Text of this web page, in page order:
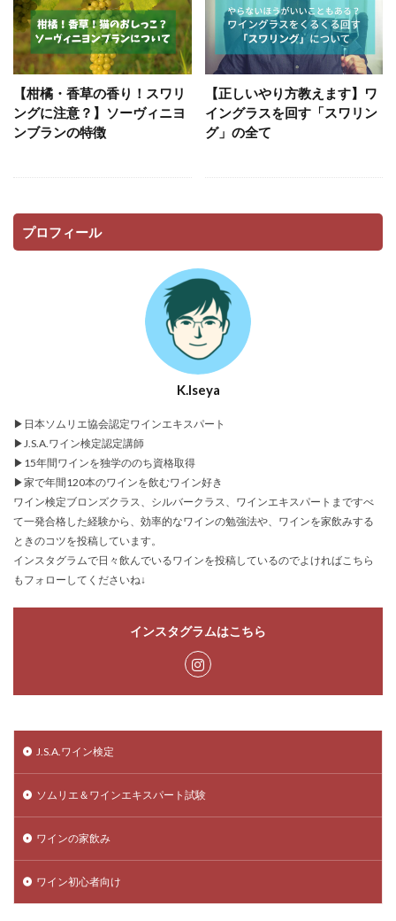
【柑橘・香草の香り！スワリ
ングに注意？】ソーヴィニヨ
ンブランの特徴
【正しいやり方教えます】ワ
イングラスを回す「スワリン
グ」の全て
プロフィール
K.Iseya
▶日本ソムリエ協会認定ワインエキスパート
▶J.S.A.ワイン検定認定講師
▶15年間ワインを独学ののち資格取得
▶家で年間120本のワインを飲むワイン好き
ワイン検定ブロンズクラス、シルバークラス、ワインエキスパートまですべ
て一発合格した経験から、効率的なワインの勉強法や、ワインを家飲みする
ときのコツを投稿しています。
インスタグラムで日々飲んでいるワインを投稿しているのでよければこちら
もフォローしてくださいね↓
インスタグラムはこちら
J.S.A.ワイン検定
ソムリエ＆ワインエキスパート試験
ワインの家飲み
ワイン初心者向け